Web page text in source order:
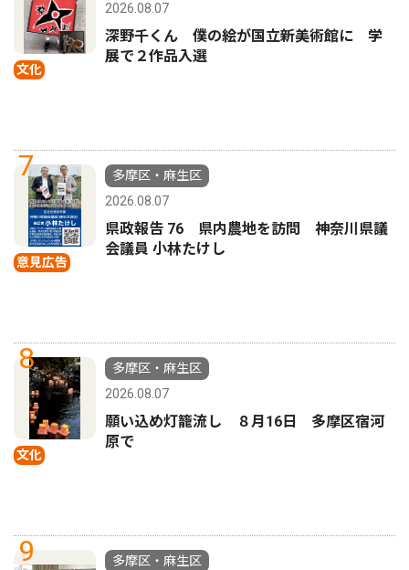
文化
2026.08.07
深野千くん 僕の絵が国立新美術館に 学
展で２作品入選
7
意見広告
多摩区・麻生区
2026.08.07
県政報告 76 県内農地を訪問 神奈川県議
会議員 小林たけし
8
文化
多摩区・麻生区
2026.08.07
願い込め灯籠流し ８月16日 多摩区宿河
原で
9
多摩区・麻生区